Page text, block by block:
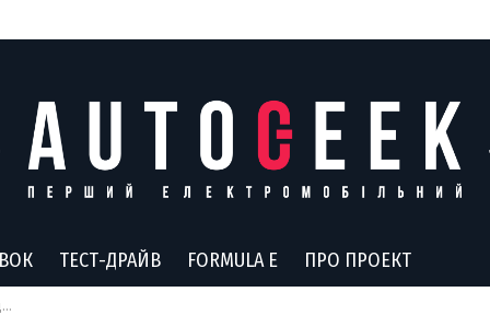
ТЕСТ-ДРАЙВ FORMULA E ПРО ПРОЕКТ